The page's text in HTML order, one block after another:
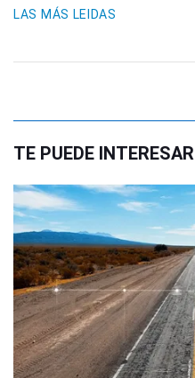
LAS MÁS LEIDAS
TE PUEDE INTERESAR